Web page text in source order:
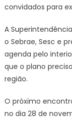
convidados para
A
o Sebrae, Sesc e
agenda pelo
que o plano
região.
O próximo
no dia 28 de